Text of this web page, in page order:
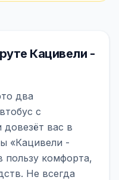
Кацивели -
два
с
вас в
«Кацивели -
комфорта,
Не всегда